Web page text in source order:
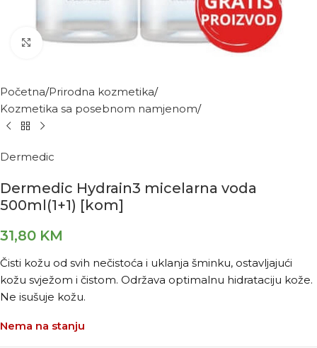
Kliknite za povećanje
Početna Prirodna kozmetika
Kozmetika sa posebnom namjenom
Dermedic
Dermedic Hydrain3 micelarna voda
500ml(1+1) [kom]
31,80 KM
Čisti kožu od svih nečistoća i uklanja šminku, ostavljajući
kožu svježom i čistom. Održava optimalnu hidrataciju kože.
Ne isušuje kožu.
Nema na stanju